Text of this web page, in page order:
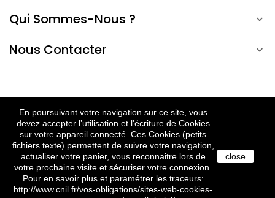
Qui Sommes-Nous ? 
Nous Contacter 
En poursuivant votre navigation sur ce site, vous
devez accepter l’utilisation et l'écriture de Cookies
sur votre appareil connecté. Ces Cookies (petits
fichiers texte) permettent de suivre votre navigation,
actualiser votre panier, vous reconnaitre lors de
votre prochaine visite et sécuriser votre connexion.
Pour en savoir plus et paramétrer les traceurs:
http://www.cnil.fr/vos-obligations/sites-web-cookies-
close
EN
© 2022 Ônature. Tous droits réservés.